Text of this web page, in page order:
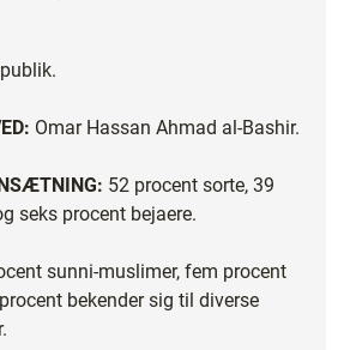
Omar Hassan Ahmad al-Bashir.
52 procent sorte, 39
seks procent bejaere.
sunni-muslimer, fem procent
bekender sig til diverse